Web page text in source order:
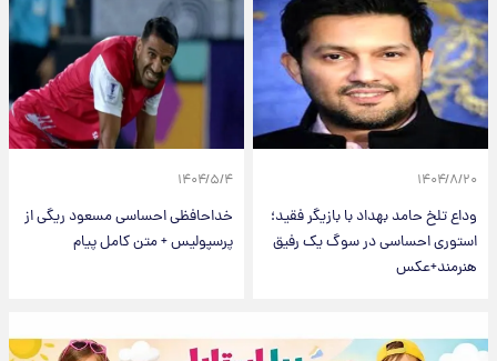
۱۴۰۴/۸/۲۰
وداع تلخ حامد بهداد با بازیگر فقید؛
استوری احساسی در سوگ یک رفیق
هنرمند+عکس
۱۴۰۴/۵/۴
خداحافظی احساسی مسعود ریگی از
پرسپولیس + متن کامل پیام